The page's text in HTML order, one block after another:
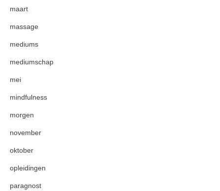
maart
massage
mediums
mediumschap
mei
mindfulness
morgen
november
oktober
opleidingen
paragnost